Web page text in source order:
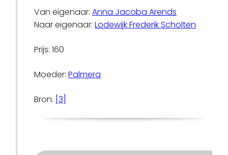
Van eigenaar:Anna Jacoba Arends
Naar eigenaar:Lodewijk Frederik Scholten
Prijs: 160
Moeder:Palmera
Bron: [3]